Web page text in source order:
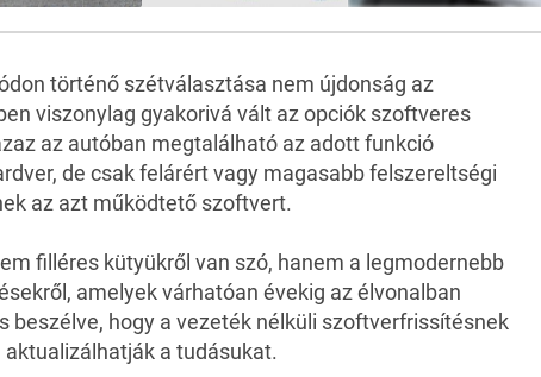
történő szétválasztása nem újdonság az
viszonylag gyakorivá vált az opciók szoftveres
az autóban megtalálható az adott funkció
de csak felárért vagy magasabb felszereltségi
az azt működtető szoftvert.
filléres kütyükről van szó, hanem a legmodernebb
amelyek várhatóan évekig az élvonalban
beszélve, hogy a vezeték nélküli szoftverfrissítésnek
a tudásukat.